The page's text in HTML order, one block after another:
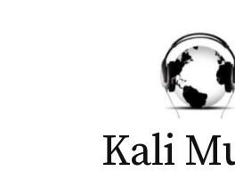
Kali